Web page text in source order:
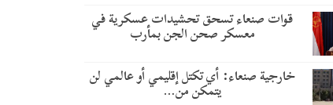
قوات صنعاء تسحق تحشيدات عسكرية في
معسكر صحن الجن بمأرب
خارجية صنعاء: أي تكتل إقليمي أو عالمي لن
يتمكن من…